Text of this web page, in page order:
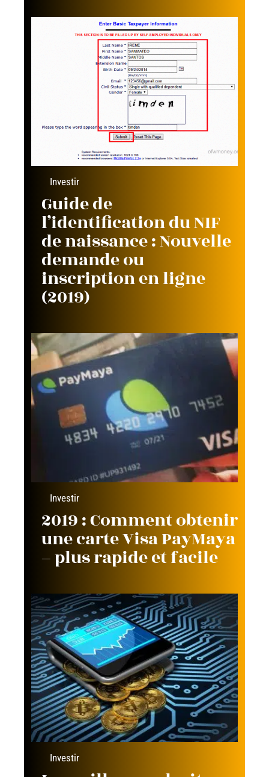
Investir
Guide de
l’identification du NIF
de naissance : Nouvelle
demande ou
inscription en ligne
(2019)
Investir
2019 : Comment obtenir
une carte Visa PayMaya
– plus rapide et facile
Investir